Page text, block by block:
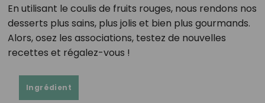
En utilisant le coulis de fruits rouges, nous rendons nos
desserts plus sains, plus jolis et bien plus gourmands.
Alors, osez les associations, testez de nouvelles
recettes et régalez-vous !
Ingrédient